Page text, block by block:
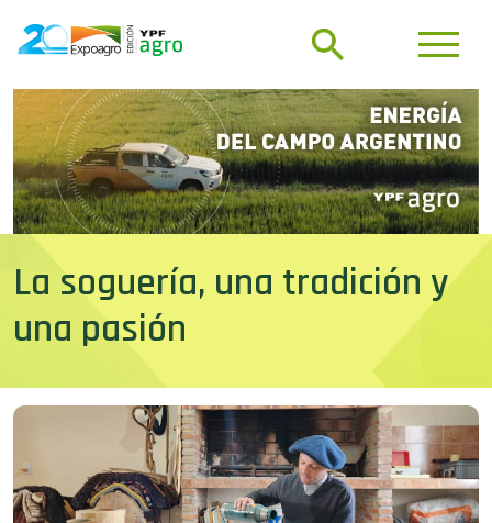
La soguería, una tradición y
una pasión